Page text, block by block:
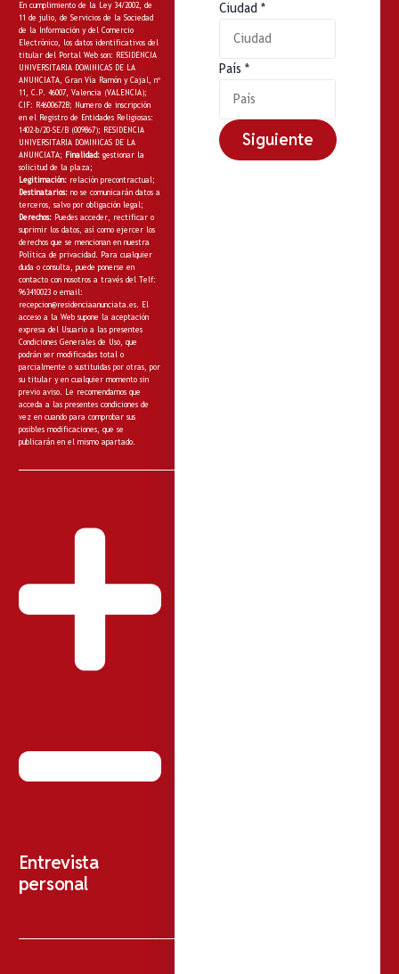
En cumplimiento de la Ley 34/2002, de
11 de julio, de Servicios de la Sociedad
de la Información y del Comercio
Electrónico, los datos identificativos del
titular del Portal Web son: RESIDENCIA
UNIVERSITARIA DOMINICAS DE LA
ANUNCIATA, Gran Vía Ramón y Cajal, nº
11, C.P. 46007, Valencia (VALENCIA);
CIF: R4600672B; Numero de inscripción
en el Registro de Entidades Religiosas:
1402-b/20-SE/B (009867); RESIDENCIA
UNIVERSITARIA DOMINICAS DE LA
ANUNCIATA; Finalidad: gestionar la
solicitud de la plaza;
Legitimación: relación precontractual;
Destinatarios: no se comunicarán datos a
terceros, salvo por obligación legal;
Derechos: Puedes acceder, rectificar o
suprimir los datos, así como ejercer los
derechos que se mencionan en nuestra
Política de privacidad . Para cualquier
duda o consulta, puede ponerse en
contacto con nosotros a través del Telf:
963410023 o email:
recepcion@residenciaanunciata.es. El
acceso a la Web supone la aceptación
expresa del Usuario a las presentes
Condiciones Generales de Uso, que
podrán ser modificadas total o
parcialmente o sustituidas por otras, por
su titular y en cualquier momento sin
previo aviso. Le recomendamos que
acceda a las presentes condiciones de
vez en cuando para comprobar sus
posibles modificaciones, que se
publicarán en el mismo apartado.
Entrevista
personal
Ciudad *
País *
Siguiente